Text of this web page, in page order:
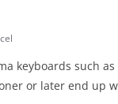
keyboards such as
or later end up